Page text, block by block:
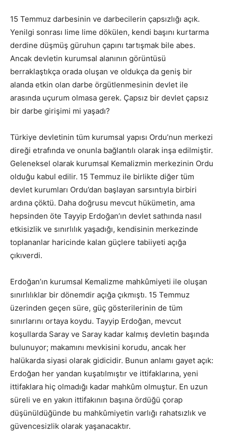
15 Temmuz darbesinin ve darbecilerin çapsızlığı açık.
Yenilgi sonrası lime lime dökülen, kendi başını kurtarma
derdine düşmüş güruhun çapını tartışmak bile abes.
Ancak devletin kurumsal alanının görüntüsü
berraklaştıkça orada oluşan ve oldukça da geniş bir
alanda etkin olan darbe örgütlenmesinin devlet ile
arasında uçurum olmasa gerek. Çapsız bir devlet çapsız
bir darbe girişimi mi yaşadı?
Türkiye devletinin tüm kurumsal yapısı Ordu’nun merkezi
direği etrafında ve onunla bağlantılı olarak inşa edilmiştir.
Geleneksel olarak kurumsal Kemalizmin merkezinin Ordu
olduğu kabul edilir. 15 Temmuz ile birlikte diğer tüm
devlet kurumları Ordu’dan başlayan sarsıntıyla birbiri
ardına çöktü. Daha doğrusu mevcut hükümetin, ama
hepsinden öte Tayyip Erdoğan’ın devlet sathında nasıl
etkisizlik ve sınırlılık yaşadığı, kendisinin merkezinde
toplananlar haricinde kalan güçlere tabiiyeti açığa
çıkıverdi.
Erdoğan’ın kurumsal Kemalizme mahkûmiyeti ile oluşan
sınırlılıklar bir dönemdir açığa çıkmıştı. 15 Temmuz
üzerinden geçen süre, güç gösterilerinin de tüm
sınırlarını ortaya koydu. Tayyip Erdoğan, mevcut
koşullarda Saray ve Saray kadar kalmış devletin başında
bulunuyor; makamını mevkisini korudu, ancak her
halükarda siyasi olarak gidicidir. Bunun anlamı gayet açık:
Erdoğan her yandan kuşatılmıştır ve ittifaklarına, yeni
ittifaklara hiç olmadığı kadar mahkûm olmuştur. En uzun
süreli ve en yakın ittifakının başına ördüğü çorap
düşünüldüğünde bu mahkûmiyetin varlığı rahatsızlık ve
güvencesizlik olarak yaşanacaktır.